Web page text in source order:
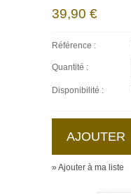
39,90 €
Référence :
Quantité :
Disponibilité :
» Ajouter à ma liste